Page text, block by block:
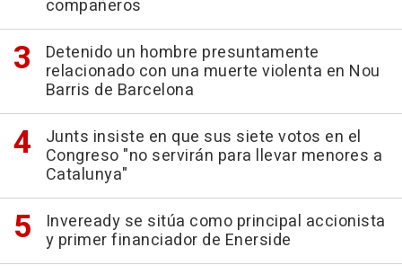
compañeros
Detenido un hombre presuntamente
relacionado con una muerte violenta en Nou
Barris de Barcelona
Junts insiste en que sus siete votos en el
Congreso "no servirán para llevar menores a
Catalunya"
Inveready se sitúa como principal accionista
y primer financiador de Enerside